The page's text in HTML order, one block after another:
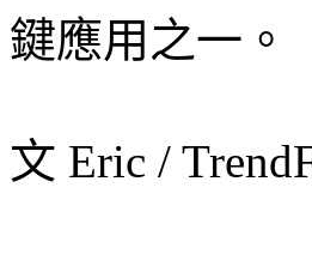
鍵應用之一。
文 Eric /